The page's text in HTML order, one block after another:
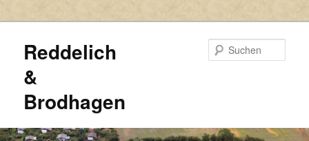
Reddelich
&
Brodhagen